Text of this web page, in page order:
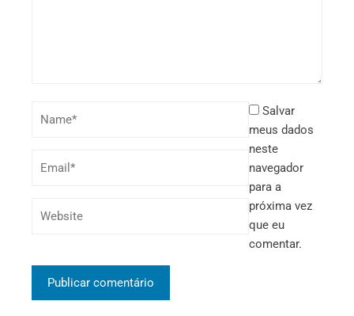
Salvar
meus dados
neste
navegador
para a
próxima vez
que eu
comentar.